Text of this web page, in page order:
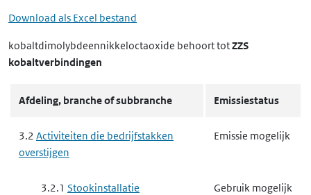
Download als Excel bestand
kobaltdimolybdeennikkeloctaoxide behoort totZZS
kobaltverbindingen
Afdeling, branche of subbranche Emissiestatus
3.2 Activiteiten die bedrijfstakken
overstijgen
Emissie mogelijk
3.2.1 Stookinstallatie Gebruik mogelijk